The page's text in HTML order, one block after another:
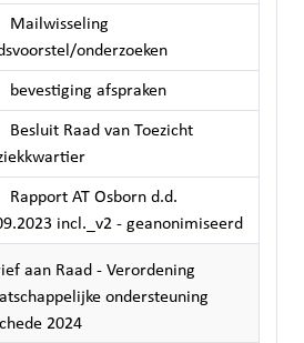
Mailwisseling
onderzoeken
bevestiging afspraken
Besluit Raad van Toezicht
Rapport AT Osborn d.d.
incl._v2 - geanonimiseerd
aan Raad - Verordening
ondersteuning
2024